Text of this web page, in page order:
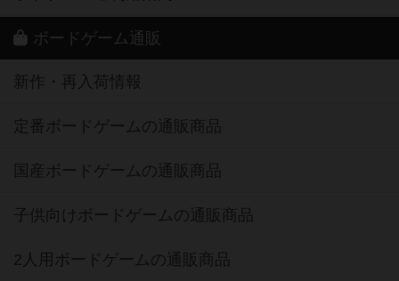
ボードゲーム通販
新作・再入荷情報
定番ボードゲームの通販商品
国産ボードゲームの通販商品
子供向けボードゲームの通販商品
2人用ボードゲームの通販商品